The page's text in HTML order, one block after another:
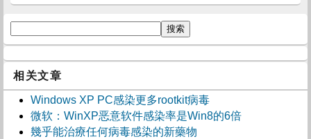
相关文章
Windows XP PC感染更多rootkit病毒
微软：WinXP恶意软件感染率是Win8的6倍
幾乎能治療任何病毒感染的新藥物